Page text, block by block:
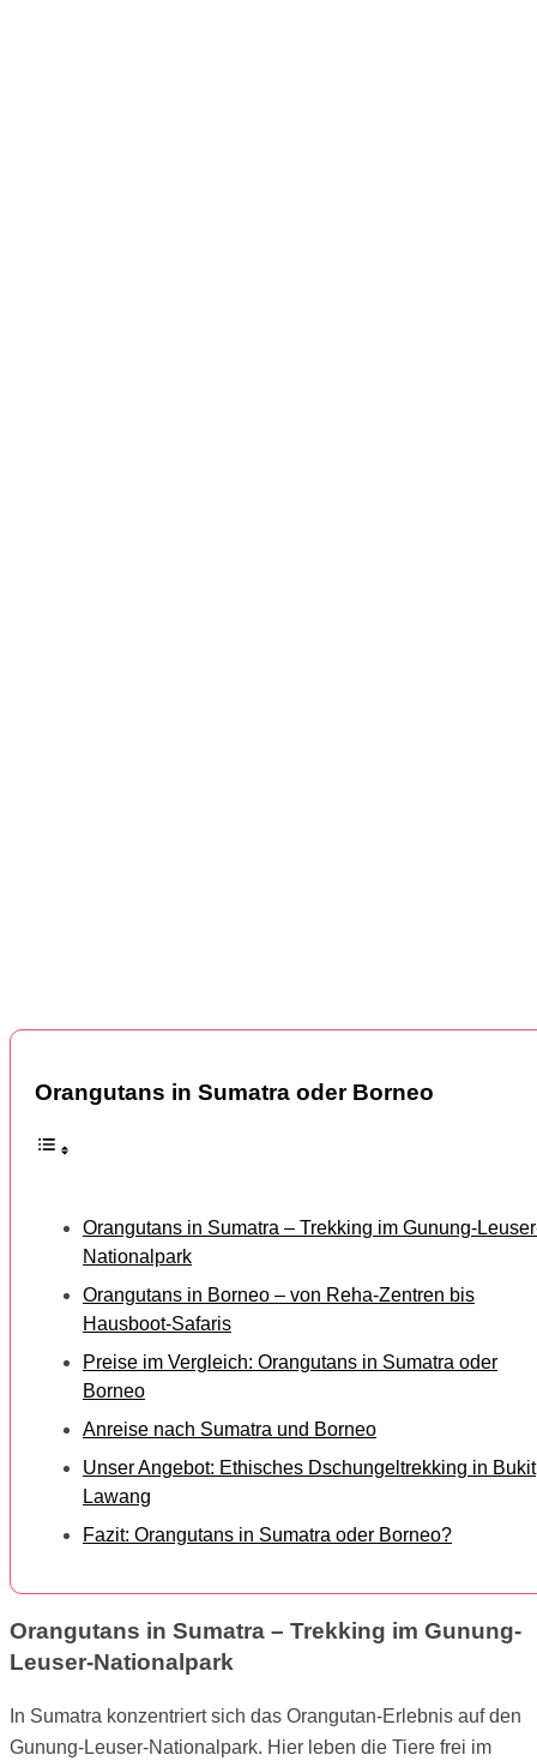
Orangutans in Sumatra oder Borneo
Orangutans in Sumatra – Trekking im Gunung-
Nationalpark
Orangutans in Borneo – von Reha-Zentren bis
Hausboot-Safaris
Preise im Vergleich: Orangutans in Sumatra oder
Borneo
Anreise nach Sumatra und Borneo
Unser Angebot: Ethisches Dschungeltrekking in Bukit
Lawang
Fazit: Orangutans in Sumatra oder Borneo?
Orangutans in Sumatra – Trekking im Gunung-
Leuser-Nationalpark
In Sumatra konzentriert sich das Orangutan-Erlebnis auf den
Gunung-Leuser-Nationalpark. Hier leben die Tiere frei im